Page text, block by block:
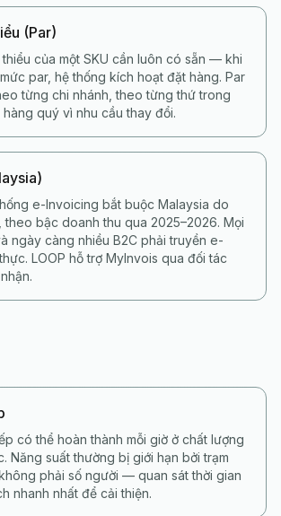
(Par)
của một SKU cần luôn có sẵn — khi
par, hệ thống kích hoạt đặt hàng. Par
từng chi nhánh, theo từng thứ trong
quý vì nhu cầu thay đổi.
e-Invoicing bắt buộc Malaysia do
theo bậc doanh thu qua 2025–2026. Mọi
ngày càng nhiều B2C phải truyền e-
LOOP hỗ trợ MyInvois qua đối tác
có thể hoàn thành mỗi giờ ở chất lượng
Năng suất thường bị giới hạn bởi trạm
phải số người — quan sát thời gian
nhanh nhất để cải thiện.